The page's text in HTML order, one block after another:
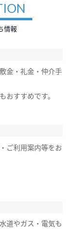
情報
金・礼金・仲介手
おすすめです。
ご利用案内等をお
道やガス・電気も